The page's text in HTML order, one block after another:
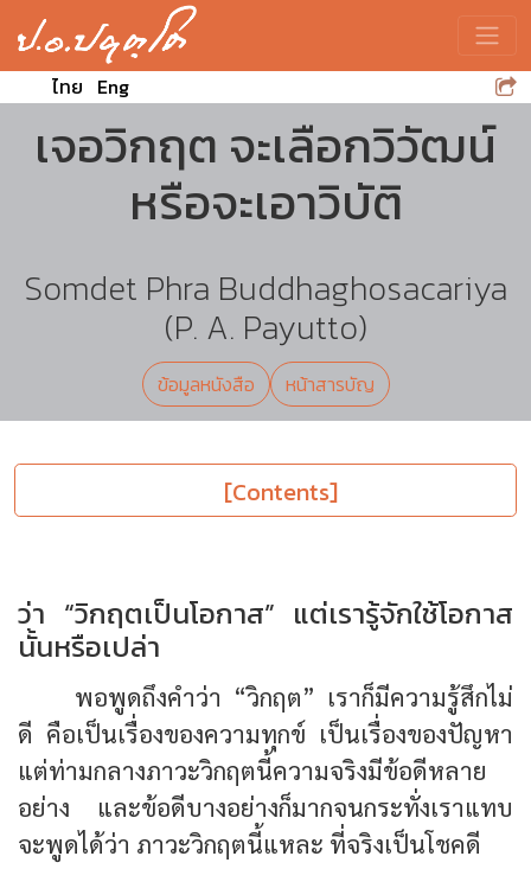
ไทย Eng
เจอวิกฤต จะเลือกวิวัฒน์
หรือจะเอาวิบัติ
Somdet Phra Buddhaghosacariya
(P. A. Payutto)
ข้อมูลหนังสือ หน้าสารบัญ
[Contents]
ว่า “วิกฤตเป็นโอกาส” แต่เรารู้จักใช้โอกาส
นั้นหรือเปล่า
พอพูดถึงคำว่า “วิกฤต” เราก็มีความรู้สึกไม่
ดี คือเป็นเรื่องของความทุกข์ เป็นเรื่องของปัญหา
แต่ท่ามกลางภาวะวิกฤตนี้ความจริงมีข้อดีหลาย
อย่าง และข้อดีบางอย่างก็มากจนกระทั่งเราแทบ
จะพูดได้ว่า ภาวะวิกฤตนี้แหละ ที่จริงเป็นโชคดี